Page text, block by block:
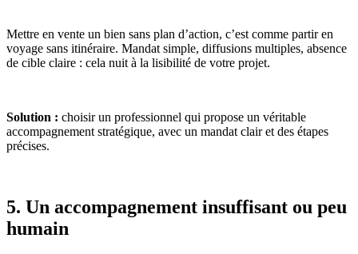
Mettre en vente un bien sans plan d’action, c’est comme partir en
voyage sans itinéraire. Mandat simple, diffusions multiples, absence
de cible claire : cela nuit à la lisibilité de votre projet.
Solution : choisir un professionnel qui propose un véritable
accompagnement stratégique, avec un mandat clair et des étapes
précises.
5. Un accompagnement insuffisant ou peu
humain